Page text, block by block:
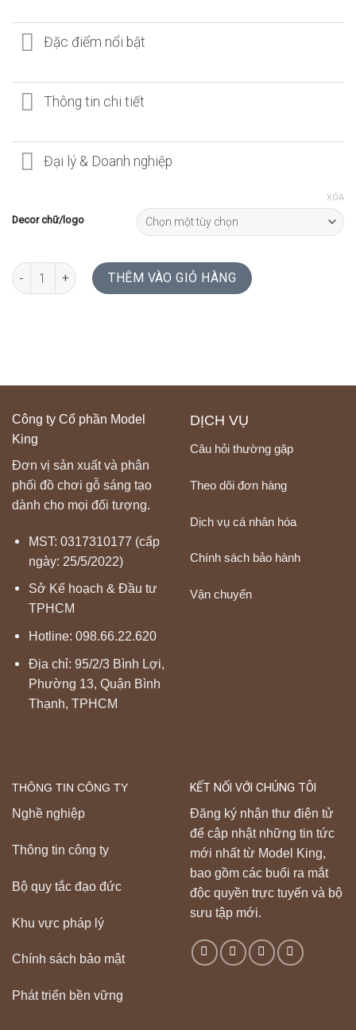
Đặc điểm nổi bật
Thông tin chi tiết
Đại lý & Doanh nghiệp
Decor chữ/logo
XÓA
ĐỒNG HỒ ĐỂ BÀN SKYLINE | VIET NAM số lượng
THÊM VÀO GIỎ HÀNG
Công ty Cổ phần Model
King
Đơn vị sản xuất và phân
phối đồ chơi gỗ sáng tạo
dành cho mọi đối tượng.
MST: 0317310177 (cấp
ngày: 25/5/2022)
Sở Kế hoạch & Đầu tư
TPHCM
Hotline: 098.66.22.620
Địa chỉ: 95/2/3 Bình Lợi,
Phường 13, Quận Bình
Thạnh, TPHCM
DỊCH VỤ
Câu hỏi thường gặp
Theo dõi đơn hàng
Dịch vụ cá nhân hóa
Chính sách bảo hành
Vận chuyển
THÔNG TIN CÔNG TY
Nghề nghiệp
Thông tin công ty
Bộ quy tắc đạo đức
Khu vực pháp lý
Chính sách bảo mật
Phát triển bền vững
KẾT NỐI VỚI CHÚNG TÔI
Đăng ký nhận thư điện tử
để cập nhật những tin tức
mới nhất từ Model King,
bao gồm các buổi ra mắt
độc quyền trực tuyến và bộ
sưu tập mới.